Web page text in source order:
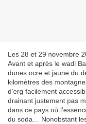
Les 28 et 29 novembre
Avant et après le wadi
dunes ocre et jaune du
kilomètres des
d’erg facilement
drainant justement pas
dans ce pays où
du soda… Nonobstant